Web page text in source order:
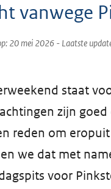
vanwege
20 mei 2026 - Laatste
staat
zijn
reden om
we dat met
voor